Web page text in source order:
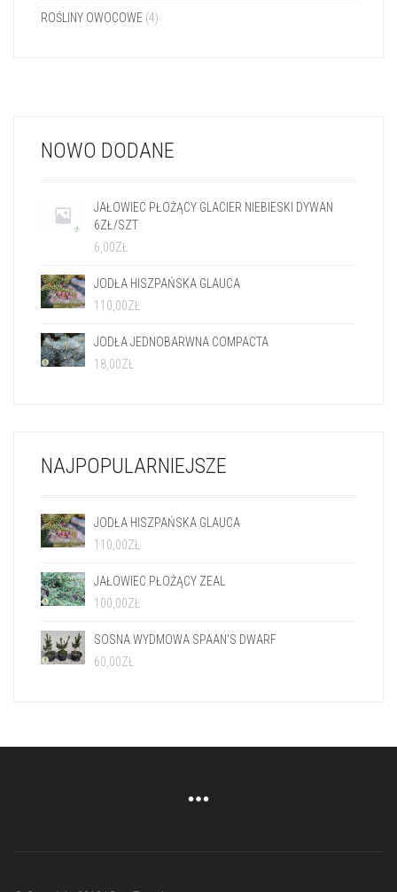
ROŚLINY OWOCOWE (4)
NOWO DODANE
JAŁOWIEC PŁOŻĄCY GLACIER NIEBIESKI DYWAN
6ZŁ/SZT
6,00ZŁ
JODŁA HISZPAŃSKA GLAUCA
110,00ZŁ
JODŁA JEDNOBARWNA COMPACTA
18,00ZŁ
NAJPOPULARNIEJSZE
JODŁA HISZPAŃSKA GLAUCA
110,00ZŁ
JAŁOWIEC PŁOŻĄCY ZEAL
100,00ZŁ
SOSNA WYDMOWA SPAAN'S DWARF
60,00ZŁ